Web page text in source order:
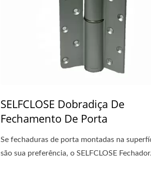
SELFCLOSE Dobradiça De
Fechamento De Porta
Se fechaduras de porta montadas na
são sua preferência, o SELFCLOSE